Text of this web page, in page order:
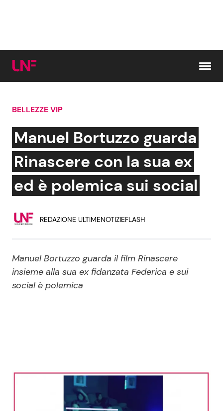
Cerca:
News e Cronaca
Attualità Italiana
Persone Scomparse
Politica
Gossip e TV
Bellezze VIP
Programmi TV
News Cinema
News Musica
News dal mondo
BELLEZZE VIP
Manuel Bortuzzo guarda
Rinascere con la sua ex
ed è polemica sui social
REDAZIONE ULTIMENOTIZIEFLASH
Manuel Bortuzzo guarda il film Rinascere
insieme alla sua ex fidanzata Federica e sui
social è polemica